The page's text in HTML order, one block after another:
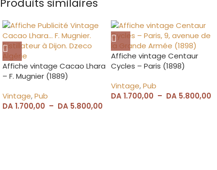
Produits similaires
Affiche vintage Cacao Lhara
– F. Mugnier (1889)
Vintage,Pub
DA1.700,00 – DA 5.800,00
Affiche vintage Centaur
Cycles – Paris (1898)
Vintage,Pub
DA1.700,00 – DA 5.800,00